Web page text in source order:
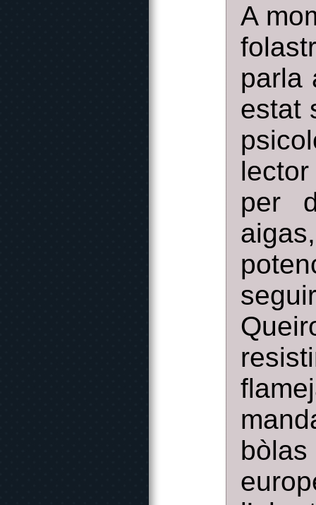
A
parla
estat
per